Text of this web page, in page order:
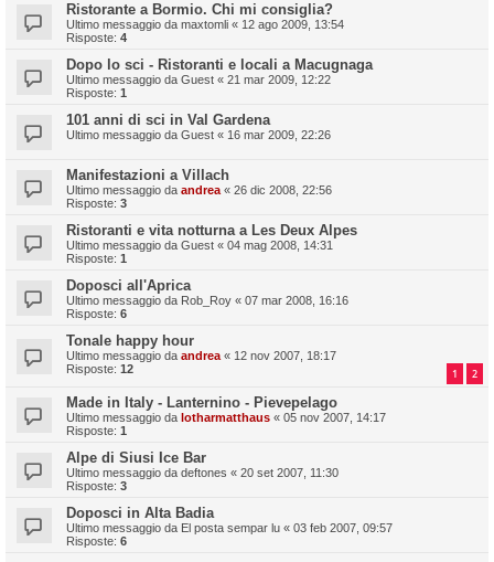
Ristorante a Bormio. Chi mi consiglia?
Ultimo messaggio da maxtomli « 12 ago 2009, 13:54
Risposte: 4
Dopo lo sci - Ristoranti e locali a Macugnaga
Ultimo messaggio da Guest « 21 mar 2009, 12:22
Risposte: 1
101 anni di sci in Val Gardena
Ultimo messaggio da Guest « 16 mar 2009, 22:26
Manifestazioni a Villach
Ultimo messaggio da andrea« 26 dic 2008, 22:56
Risposte: 3
Ristoranti e vita notturna a Les Deux Alpes
Ultimo messaggio da Guest « 04 mag 2008, 14:31
Risposte: 1
Doposci all'Aprica
Ultimo messaggio da Rob_Roy « 07 mar 2008, 16:16
Risposte: 6
Tonale happy hour
Ultimo messaggio da andrea« 12 nov 2007, 18:17
Risposte: 12 1 2
Made in Italy - Lanternino - Pievepelago
Ultimo messaggio da lotharmatthaus « 05 nov 2007, 14:17
Risposte: 1
Alpe di Siusi Ice Bar
Ultimo messaggio da deftones « 20 set 2007, 11:30
Risposte: 3
Doposci in Alta Badia
Ultimo messaggio da El posta sempar lu « 03 feb 2007, 09:57
Risposte: 6